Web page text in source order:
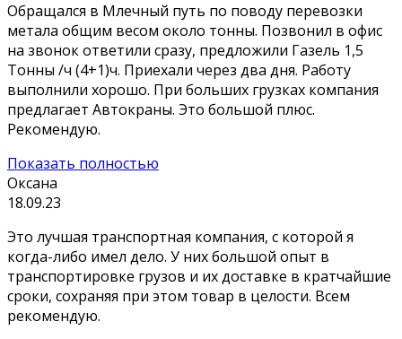
Обращался в Млечный путь по поводу перевозки
метала общим весом около тонны. Позвонил в офис
на звонок ответили сразу, предложили Газель 1,5
Тонны /ч (4+1)ч. Приехали через два дня. Работу
выполнили хорошо. При больших грузках компания
предлагает Автокраны. Это большой плюс.
Рекомендую.
Показать полностью
Оксана
18.09.23
Это лучшая транспортная компания, с которой я
когда-либо имел дело. У них большой опыт в
транспортировке грузов и их доставке в кратчайшие
сроки, сохраняя при этом товар в целости. Всем
рекомендую.